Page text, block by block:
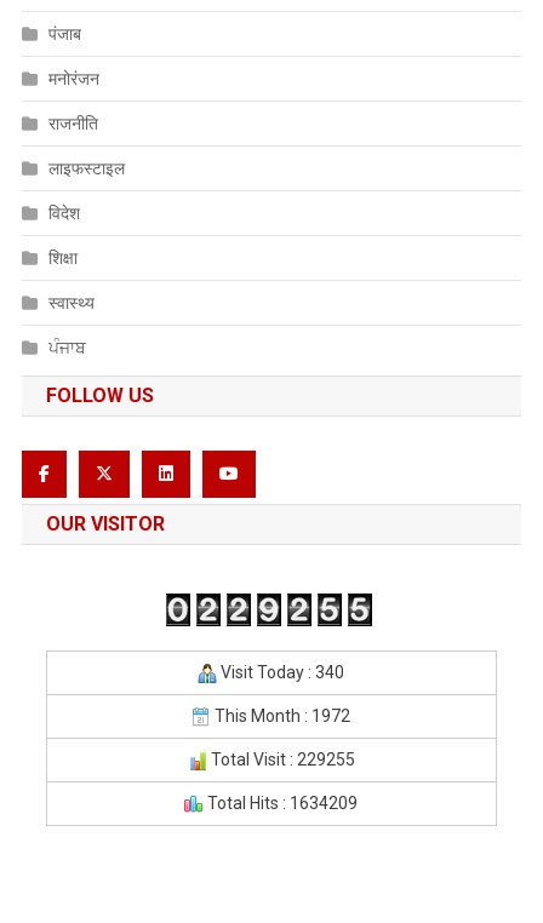
पंजाब
मनोरंजन
राजनीति
लाइफस्टाइल
विदेश
शिक्षा
स्वास्थ्य
ਪੰਜਾਬ
FOLLOW US
OUR VISITOR
Visit Today : 340
This Month : 1972
Total Visit : 229255
Total Hits : 1634209